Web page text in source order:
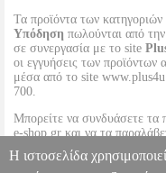
Τα προϊόντα των κατηγοριών
Υπόδηση πωλούνται από την
σε συνεργασία με το site
οι εγγυήσεις των προϊόντων
μέσα από το site
700.
Μπορείτε να συνδυάσετε τα
e-shop.gr και να τα
αποστολής. Μπορείτε
point με μηδενικά έξοδα
Η ιστοσελίδα